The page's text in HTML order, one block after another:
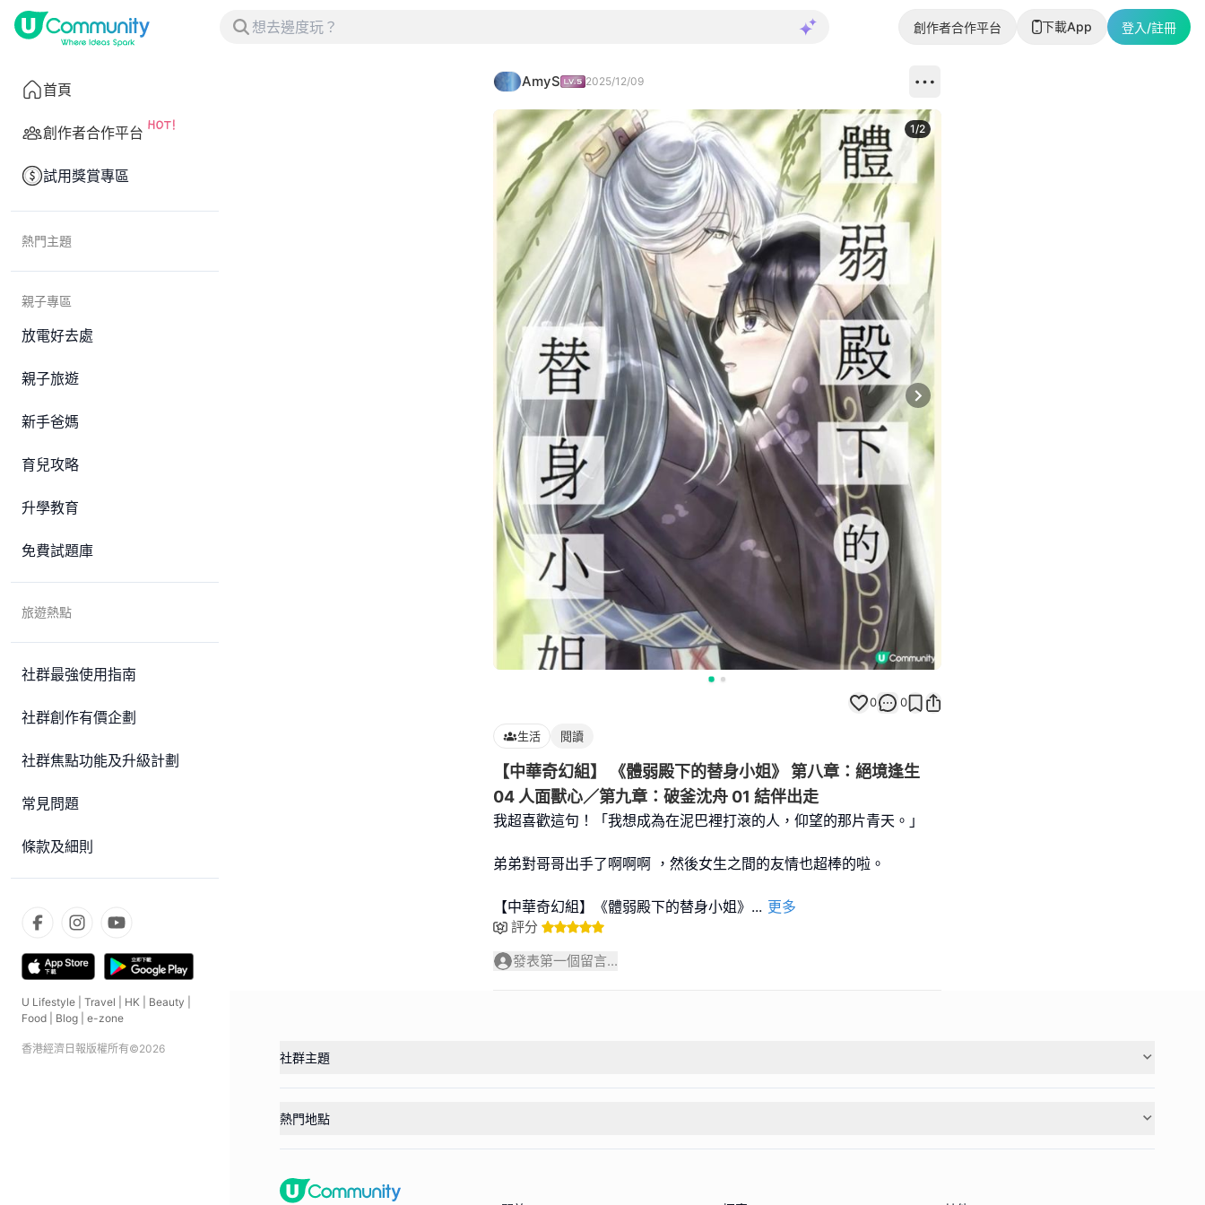
創作者合作平台 下載App 登入/註冊
首頁
創作者合作平台
試用獎賞專區
熱門主題
親子專區
放電好去處
親子旅遊
新手爸媽
育兒攻略
升學教育
免費試題庫
旅遊熱點
社群最強使用指南
社群創作有價企劃
社群焦點功能及升級計劃
常見問題
條款及細則
U Lifestyle Travel HK Beauty
Food
Blog e-zone
香港經濟日報版權所有©2026
AmyS 2025/12/09
Next slide
1/2
0 0
生活 閱讀
【中華奇幻組】 《體弱殿下的替身小姐》 第八章：絕境逢生
04 人面獸心／第九章：破釜沈舟 01 結伴出走
我超喜歡這句！「我想成為在泥巴裡打滾的人，仰望的那片青天。」
弟弟對哥哥出手了啊啊啊 ，然後女生之間的友情也超棒的啦。
【中華奇幻組】《體弱殿下的替身小姐》 ... 更多
評分
發表第一個留言...
社群主題
熱門地點